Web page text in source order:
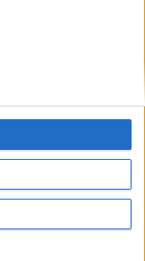
generales|Política
de León 47 - 28006